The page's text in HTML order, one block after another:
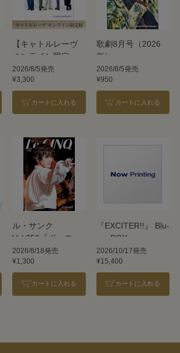
【キャトルレーヴ
オンライン限定
版】TAKARAZUKA
REVUE 2026
2026/8/5発売
¥3,300
カートに入れる
歌劇8月号（2026
年）
2026/8/5発売
¥950
カートに入れる
ル・サンク
Vol.256『ポーの一
族』＜雪組＞
2026/8/18発売
¥1,300
カートに入れる
『EXCITER!!』 Blu-
ray BOX
2026/10/17発売
¥15,400
カートに入れる